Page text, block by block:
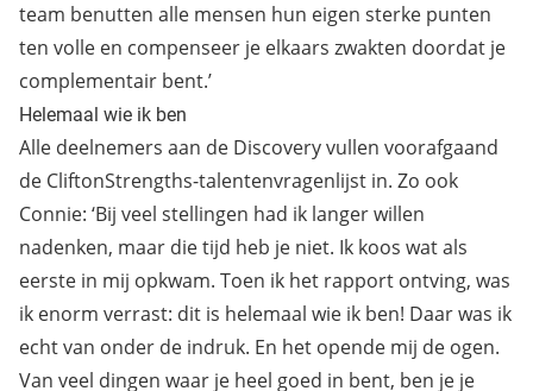
team benutten alle mensen hun eigen sterke punten
ten volle en compenseer je elkaars zwakten doordat je
complementair bent.’
Helemaal wie ik ben
Alle deelnemers aan de Discovery vullen voorafgaand
de CliftonStrengths-talentenvragenlijst in. Zo ook
Connie: ‘Bij veel stellingen had ik langer willen
nadenken, maar die tijd heb je niet. Ik koos wat als
eerste in mij opkwam. Toen ik het rapport ontving, was
ik enorm verrast: dit is helemaal wie ik ben! Daar was ik
echt van onder de indruk. En het opende mij de ogen.
Van veel dingen waar je heel goed in bent, ben je je